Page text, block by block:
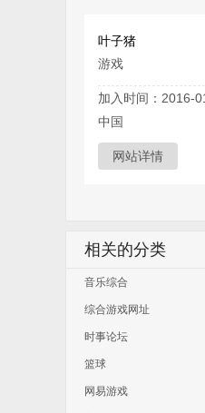
叶子猪
游戏
加入时间：2016-
中国
网站详情
相关的分类
音乐综合
综合游戏网址
时事论坛
篮球
网易游戏